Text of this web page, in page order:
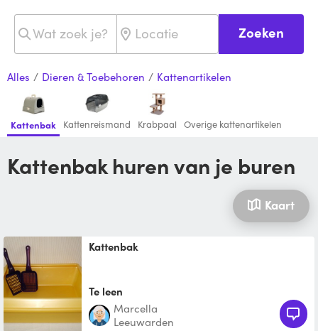
Zoeken
Alles / Dieren & Toebehoren / Kattenartikelen
Kattenbak Kattenreismand Krabpaal Overige kattenartikelen
Kattenbak huren van je buren
Kaart
Kattenbak
Te leen
Marcella
Leeuwarden